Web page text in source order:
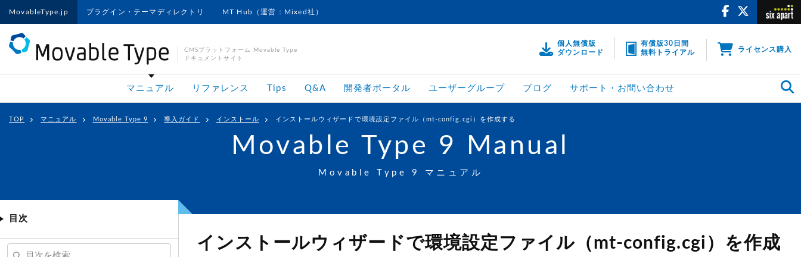
MovableType.jp プラグイン・テーマディレクトリ MT Hub（運営：Mixed社）
CMSプラットフォーム Movable Type
ドキュメントサイト
個人無償版
ダウンロード
有償版30日間
無料トライアル
ライセンス購入
マニュアル リファレンス Tips Q&A 開発者ポータル ユーザーグループ ブログ サポート・お問い合わせ
TOP マニュアル Movable Type 9 導入ガイド インストール インストールウィザードで環境設定ファイル（mt-config.cgi）を作成する
Movable Type 9 Manual
Movable Type 9 マニュアル
インストールウィザードで環境設定ファイル（mt-config.cgi）を作成
目次